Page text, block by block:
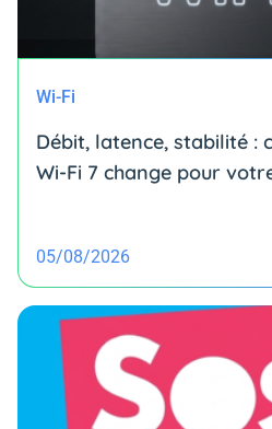
Wi-Fi
Débit, latence, stabilité :
Wi-Fi 7 change pour
05/08/2026